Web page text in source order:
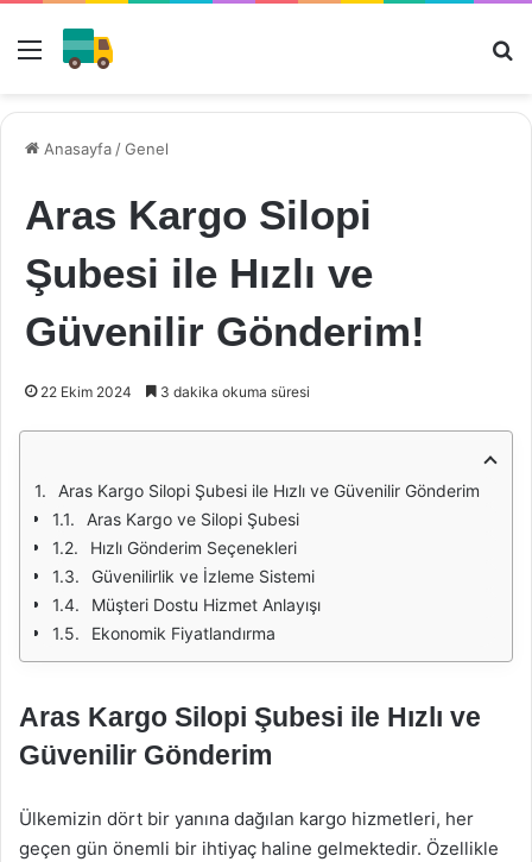
Menü
Anasayfa /Genel
Aras Kargo Silopi
Şubesi ile Hızlı ve
Güvenilir Gönderim!
22 Ekim 2024 3 dakika okuma süresi
Aras Kargo Silopi Şubesi ile Hızlı ve Güvenilir Gönderim
Aras Kargo ve Silopi Şubesi
Hızlı Gönderim Seçenekleri
Güvenilirlik ve İzleme Sistemi
Müşteri Dostu Hizmet Anlayışı
Ekonomik Fiyatlandırma
Aras Kargo Silopi Şubesi ile Hızlı ve
Güvenilir Gönderim
Ülkemizin dört bir yanına dağılan kargo hizmetleri, her
geçen gün önemli bir ihtiyaç haline gelmektedir. Özellikle